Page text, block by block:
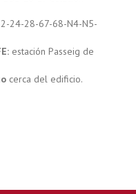
24-28-67-68-N4-N5-
estación Passeig de
cerca del edificio.